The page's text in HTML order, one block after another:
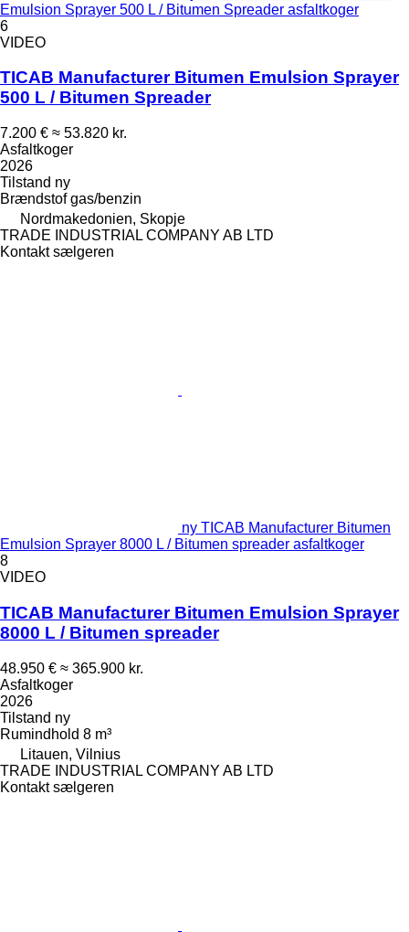
Emulsion Sprayer 500 L / Bitumen Spreader asfaltkoger
6
VIDEO
TICAB Manufacturer Bitumen Emulsion Sprayer
500 L / Bitumen Spreader
7.200 € ≈ 53.820 kr.
Asfaltkoger
2026
Tilstand ny
Brændstof gas/benzin
Nordmakedonien, Skopje
TRADE INDUSTRIAL COMPANY AB LTD
Kontakt sælgeren
ny TICAB Manufacturer Bitumen
Emulsion Sprayer 8000 L / Bitumen spreader asfaltkoger
8
VIDEO
TICAB Manufacturer Bitumen Emulsion Sprayer
8000 L / Bitumen spreader
48.950 € ≈ 365.900 kr.
Asfaltkoger
2026
Tilstand ny
Rumindhold 8 m³
Litauen, Vilnius
TRADE INDUSTRIAL COMPANY AB LTD
Kontakt sælgeren